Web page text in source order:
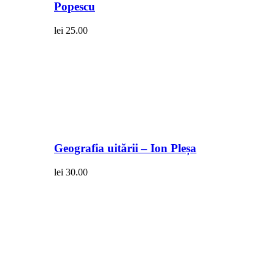
Popescu
lei 25.00
Geografia uitării – Ion Pleșa
lei 30.00